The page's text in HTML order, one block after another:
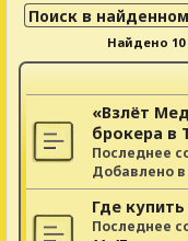
Найдено 10
«Взлёт
брокера в
Последнее
Добавлено
Где
Последнее